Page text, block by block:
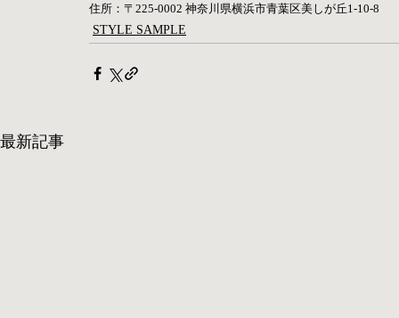
住所：〒225-0002 神奈川県横浜市青葉区美しが丘1-10-8
STYLE SAMPLE
最新記事